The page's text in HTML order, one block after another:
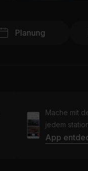
Planung
Mache mit
jedem
App